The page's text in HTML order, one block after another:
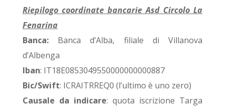
Riepilogo coordinate bancarie Asd Circolo La
Fenarina
Banca: Banca d’Alba, filiale di Villanova
d’Albenga
Iban: IT18E0853049550000000000887
Bic/Swift: ICRAITRREQ0 (l’ultimo è uno zero)
Causale da indicare: quota iscrizione Targa